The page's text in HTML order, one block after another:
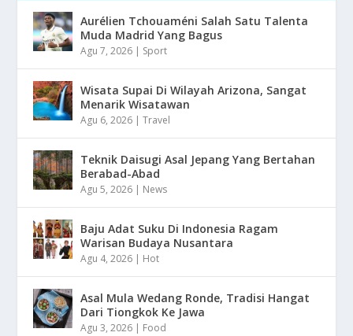
Aurélien Tchouaméni Salah Satu Talenta
Muda Madrid Yang Bagus
Agu 7, 2026 | Sport
Wisata Supai Di Wilayah Arizona, Sangat
Menarik Wisatawan
Agu 6, 2026 |Travel
Teknik Daisugi Asal Jepang Yang Bertahan
Berabad-Abad
Agu 5, 2026 | News
Baju Adat Suku Di Indonesia Ragam
Warisan Budaya Nusantara
Agu 4, 2026 | Hot
Asal Mula Wedang Ronde, Tradisi Hangat
Dari Tiongkok Ke Jawa
Agu 3, 2026 | Food